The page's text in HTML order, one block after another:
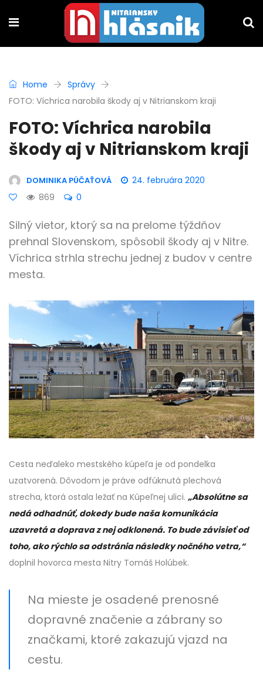
Home
Správy
FOTO: Víchrica narobila škody aj v Nitrianskom kraji
FOTO: Víchrica narobila
škody aj v Nitrianskom kraji
DOMINIKA PÚČAŤOVÁ
24. februára 2020
869
0
Silný vietor, ktorý sa na prelome týždňov
prehnal Slovenskom, spôsobil škody aj v Nitre.
Víchrica strhla strechu jednej z budov v centre
mesta.
Cesta neďaleko mestského kúpeľa je od pondelka
uzatvorená. Dôvodom je práve odfúknutá plechová
strecha, ktorá ostala ležať na Kúpeľnej ulici. „Absolútne sa
nedá odhadnúť, dokedy bude naša komunikácia
uzavretá a doprava z nej odklonená. To bude závisieť od
toho, ako rýchlo sa odstránia následky nočného vetra,“
doplnil hovorca mesta Nitry Tomáš Holúbek.
Na mieste je osadené prenosné
dopravné značenie a zábrany so
značkami, ktoré zakazujú vjazd na
cestu.